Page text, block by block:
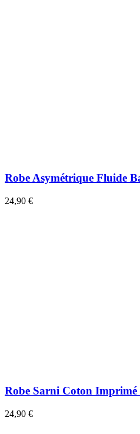
Robe Asymétrique Fluide
24,90 €
Robe Sarni Coton
24,90 €